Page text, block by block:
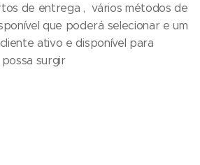
de entrega , vários métodos de
que poderá selecionar e um
ativo e disponível para
surgir